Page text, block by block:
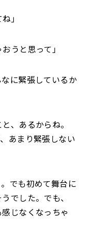
」
うと思って」
なに緊張しているか
、あるからね。
あまり緊張しない
でも初めて舞台に
でした。でも、
じなくなっちゃ